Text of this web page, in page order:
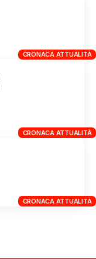
CRONACA ATTUALITÀ
CRONACA ATTUALITÀ
CRONACA ATTUALITÀ